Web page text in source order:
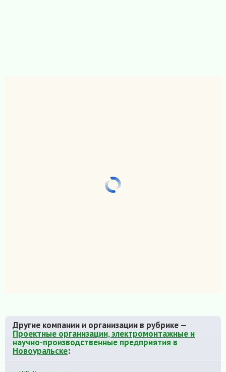
Другие компании и организации в рубрике —
Проектные организации, электромонтажные и
научно-производственные предприятия в
Новоуральске: